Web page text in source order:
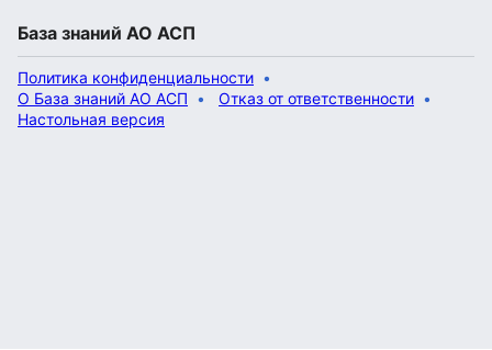
База знаний АО АСП
Политика конфиденциальности
О База знаний АО АСП
Отказ от ответственности
Настольная версия